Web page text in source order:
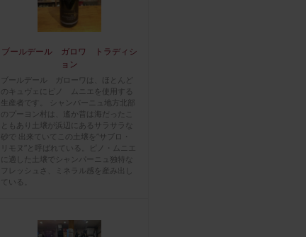
ブールデール ガロワ トラディシ
ョン
ブールデール ガローワは、ほとんど
のキュヴェにピノ ムニエを使用する
生産者です。 シャンパーニュ地方北部
のプーヨン村は、遙か昔は海だったこ
ともあり土壌が浜辺にあるサラサラな
砂で 出来ていてこの土壌を”サブロ・
リモヌ”と呼ばれている。ピノ・ムニエ
に適した土壌でシャンパーニュ独特な
フレッシュさ、ミネラル感を産み出し
ている。